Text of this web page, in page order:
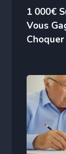
1 000€
Vous
Choquer